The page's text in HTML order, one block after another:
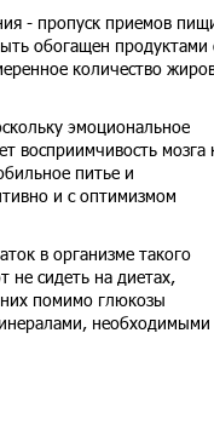
- пропуск приемов
обогащен продуктами
количество
эмоциональное
восприимчивость мозга
питье и
и с оптимизмом
в организме такого
не сидеть на диетах,
помимо глюкозы
необходимыми